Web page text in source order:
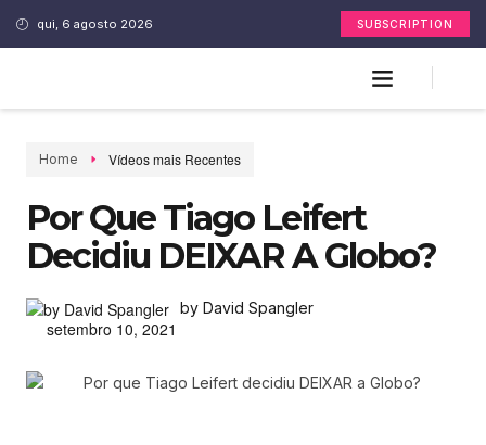
qui, 6 agosto 2026 SUBSCRIPTION
Home Vídeos mais Recentes
Por Que Tiago Leifert
Decidiu DEIXAR A Globo?
by David Spangler
setembro 10, 2021